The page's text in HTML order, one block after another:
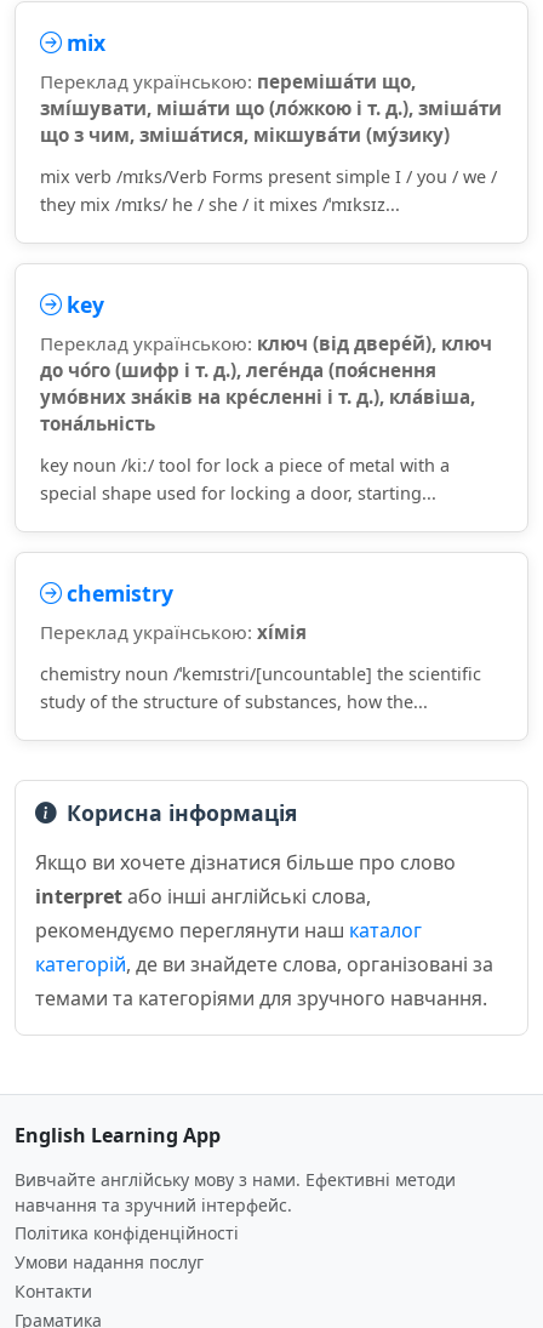
mix
Переклад українською: переміша́ти що,
змі́шувати, міша́ти що (ло́жкою і т. д.), зміша́ти
що з чим, зміша́тися, мікшува́ти (му́зику)
mix verb /mɪks/Verb Forms present simple I / you / we /
they mix /mɪks/ he / she / it mixes /ˈmɪksɪz...
key
Переклад українською: ключ (від двере́й), ключ
до чо́го (шифр і т. д.), леге́нда (поя́снення
умо́вних зна́ків на кре́сленні і т. д.), кла́віша,
тона́льність
key noun /kiː/ tool for lock a piece of metal with a
special shape used for locking a door, starting...
chemistry
Переклад українською: хі́мія
chemistry noun /ˈkemɪstri/[uncountable] the scientific
study of the structure of substances, how the...
Корисна інформація
Якщо ви хочете дізнатися більше про слово
interpretабо інші англійські слова,
рекомендуємо переглянути наш каталог
категорій, де ви знайдете слова, організовані за
темами та категоріями для зручного навчання.
English Learning App
Вивчайте англійську мову з нами. Ефективні методи
навчання та зручний інтерфейс.
Політика конфіденційності
Умови надання послуг
Контакти
Граматика